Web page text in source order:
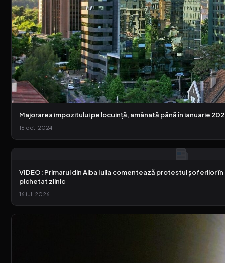
Majorarea impozitului pe locuință, amânată până în ianuarie
16 oct. 2024
VIDEO: Primarul din Alba Iulia comentează protestul șoferilor
pichetat zilnic
16 iul. 2026